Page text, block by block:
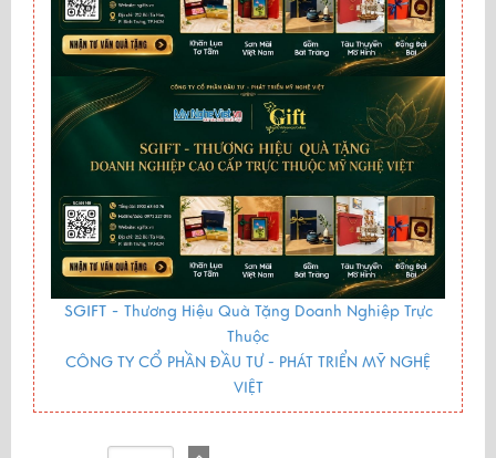
SGIFT - Thương Hiệu Quà Tặng Doanh Nghiệp Trực
Thuộc
CÔNG TY CỔ PHẦN ĐẦU TƯ - PHÁT TRIỂN MỸ NGHỆ
VIỆT